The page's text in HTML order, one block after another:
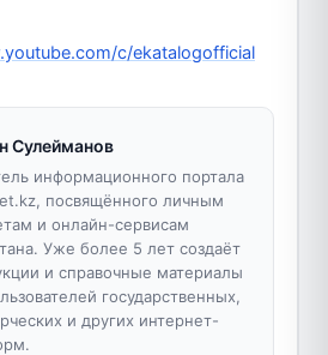
c/ekatalogofficial
Сулейманов
информационного портала
посвящённого личным
и онлайн-сервисам
Уже более 5 лет создаёт
и справочные материалы
государственных,
и других интернет-